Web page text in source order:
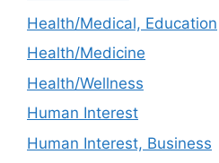
Health/Medical, Education
Health/Medicine
Health/Wellness
Human Interest
Human Interest, Business